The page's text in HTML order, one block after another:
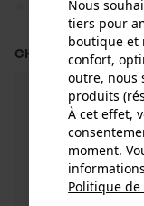
CHF 99.90 *
NOUVEAU
Nous
tiers pour
boutique et
confort,
outre, nous
produits
À cet effet,
moment.
Politique
partager